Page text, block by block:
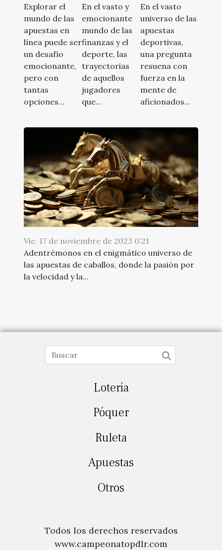
Explorar el
mundo de las
apuestas en
línea puede ser
un desafío
emocionante,
pero con
tantas
opciones...
En el vasto y
emocionante
mundo de las
finanzas y el
deporte, las
trayectorias
de aquellos
jugadores
que...
En el vasto
universo de las
apuestas
deportivas,
una pregunta
resuena con
fuerza en la
mente de
aficionados...
Vie. 17 de noviembre de 2023 0:21
Adentrémonos en el enigmático universo de
las apuestas de caballos, donde la pasión por
la velocidad y la...
Lotería
Póquer
Ruleta
Apuestas
Otros
Todos los derechos reservados
www.campeonatopdlr.com